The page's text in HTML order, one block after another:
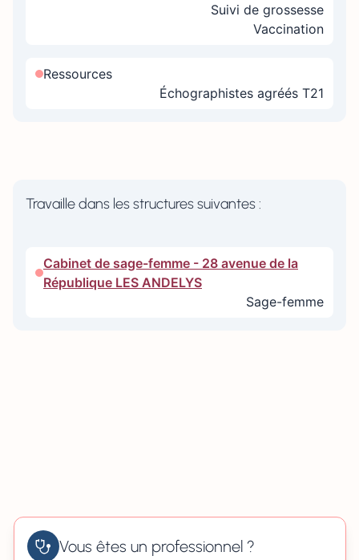
Suivi de grossesse
Vaccination
Ressources
Échographistes agréés T21
Travaille dans les structures suivantes :
Cabinet de sage-femme - 28 avenue de la
République LES ANDELYS
Sage-femme
Vous êtes un professionnel ?